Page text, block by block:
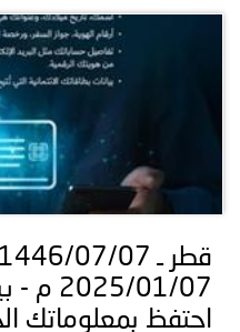
2025/
احتفظ بمعلوماتك